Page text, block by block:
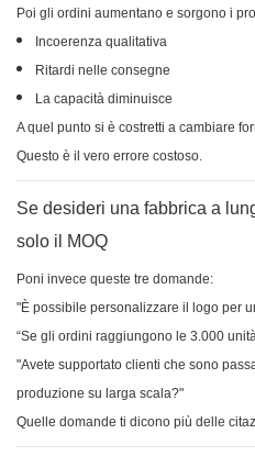
Poi gli ordini aumentano e sorgono i
Incoerenza qualitativa
Ritardi nelle consegne
La capacità diminuisce
A quel punto si è costretti a cambiare
Questo è il vero errore costoso.
Se desideri una fabbrica a
solo il MOQ
Poni invece queste tre domande:
"È possibile personalizzare il logo per
“Se gli ordini raggiungono le 3.000
"Avete supportato clienti che sono
produzione su larga scala?"
Quelle domande ti dicono più delle